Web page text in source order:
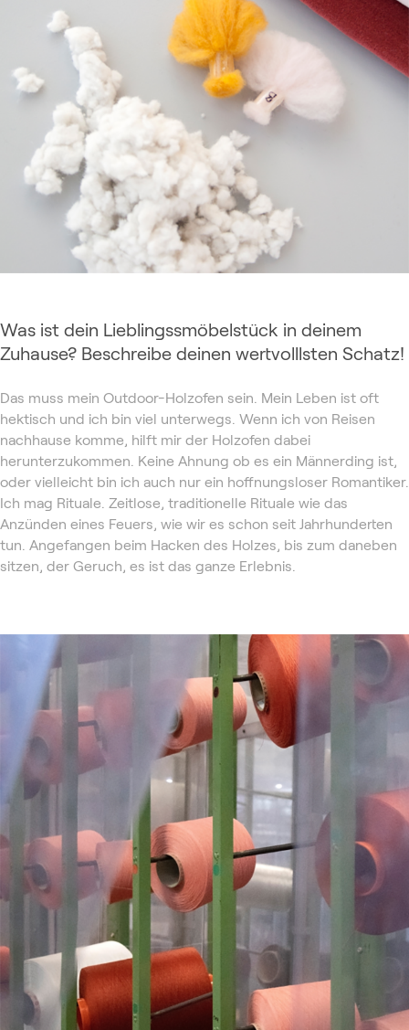
Was ist dein Lieblingssmöbelstück in deinem
Zuhause? Beschreibe deinen wertvolllsten Schatz!
Das muss mein Outdoor-Holzofen sein. Mein Leben ist oft
hektisch und ich bin viel unterwegs. Wenn ich von Reisen
nachhause komme, hilft mir der Holzofen dabei
herunterzukommen. Keine Ahnung ob es ein Männerding ist,
oder vielleicht bin ich auch nur ein hoffnungsloser Romantiker.
Ich mag Rituale. Zeitlose, traditionelle Rituale wie das
Anzünden eines Feuers, wie wir es schon seit Jahrhunderten
tun. Angefangen beim Hacken des Holzes, bis zum daneben
sitzen, der Geruch, es ist das ganze Erlebnis.